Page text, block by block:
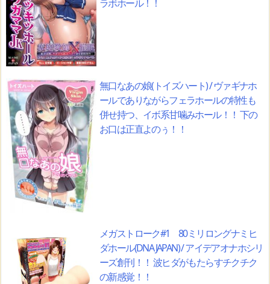
ラボホール！！
無口なあの娘(トイズハート) / ヴァギナホ
ールでありながらフェラホールの特性も
併せ持つ、イボ系甘噛みホール！！ 下の
お口は正直よのぅ！！
メガストローク#1 80ミリロングナミヒ
ダホール(DNA JAPAN) / アイデアオナホシリ
ーズ創刊！！ 波ヒダがもたらすチクチク
の新感覚！！